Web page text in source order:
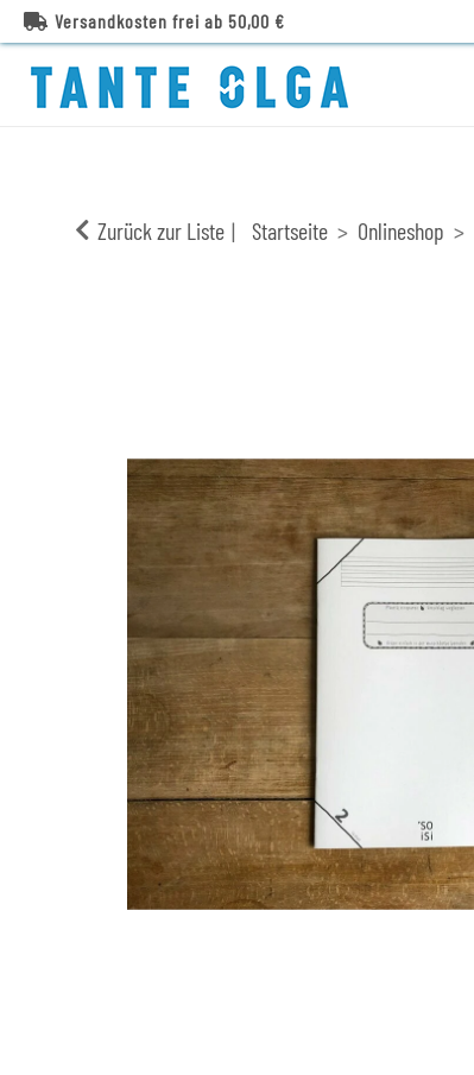
Versandkosten frei ab 50,00 €
Zurück zur Liste Startseite Onlineshop